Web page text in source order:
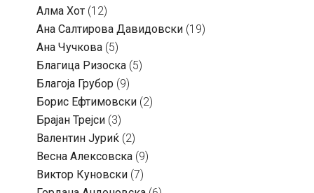
Алма Хот (12)
Ана Салтирова Давидовски (19)
Ана Чучкова (5)
Благица Ризоска (5)
Благоја Грубор (9)
Борис Ефтимовски (2)
Брајан Трејси (3)
Валентин Јуриќ (2)
Весна Алексовска (9)
Виктор Куновски (7)